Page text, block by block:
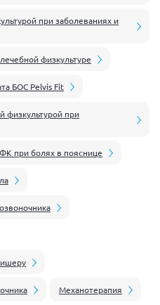
при заболеваниях и
физкультуре
БОС Pelvis Fit
физкультурой при
при болях в пояснице
Механотерапия